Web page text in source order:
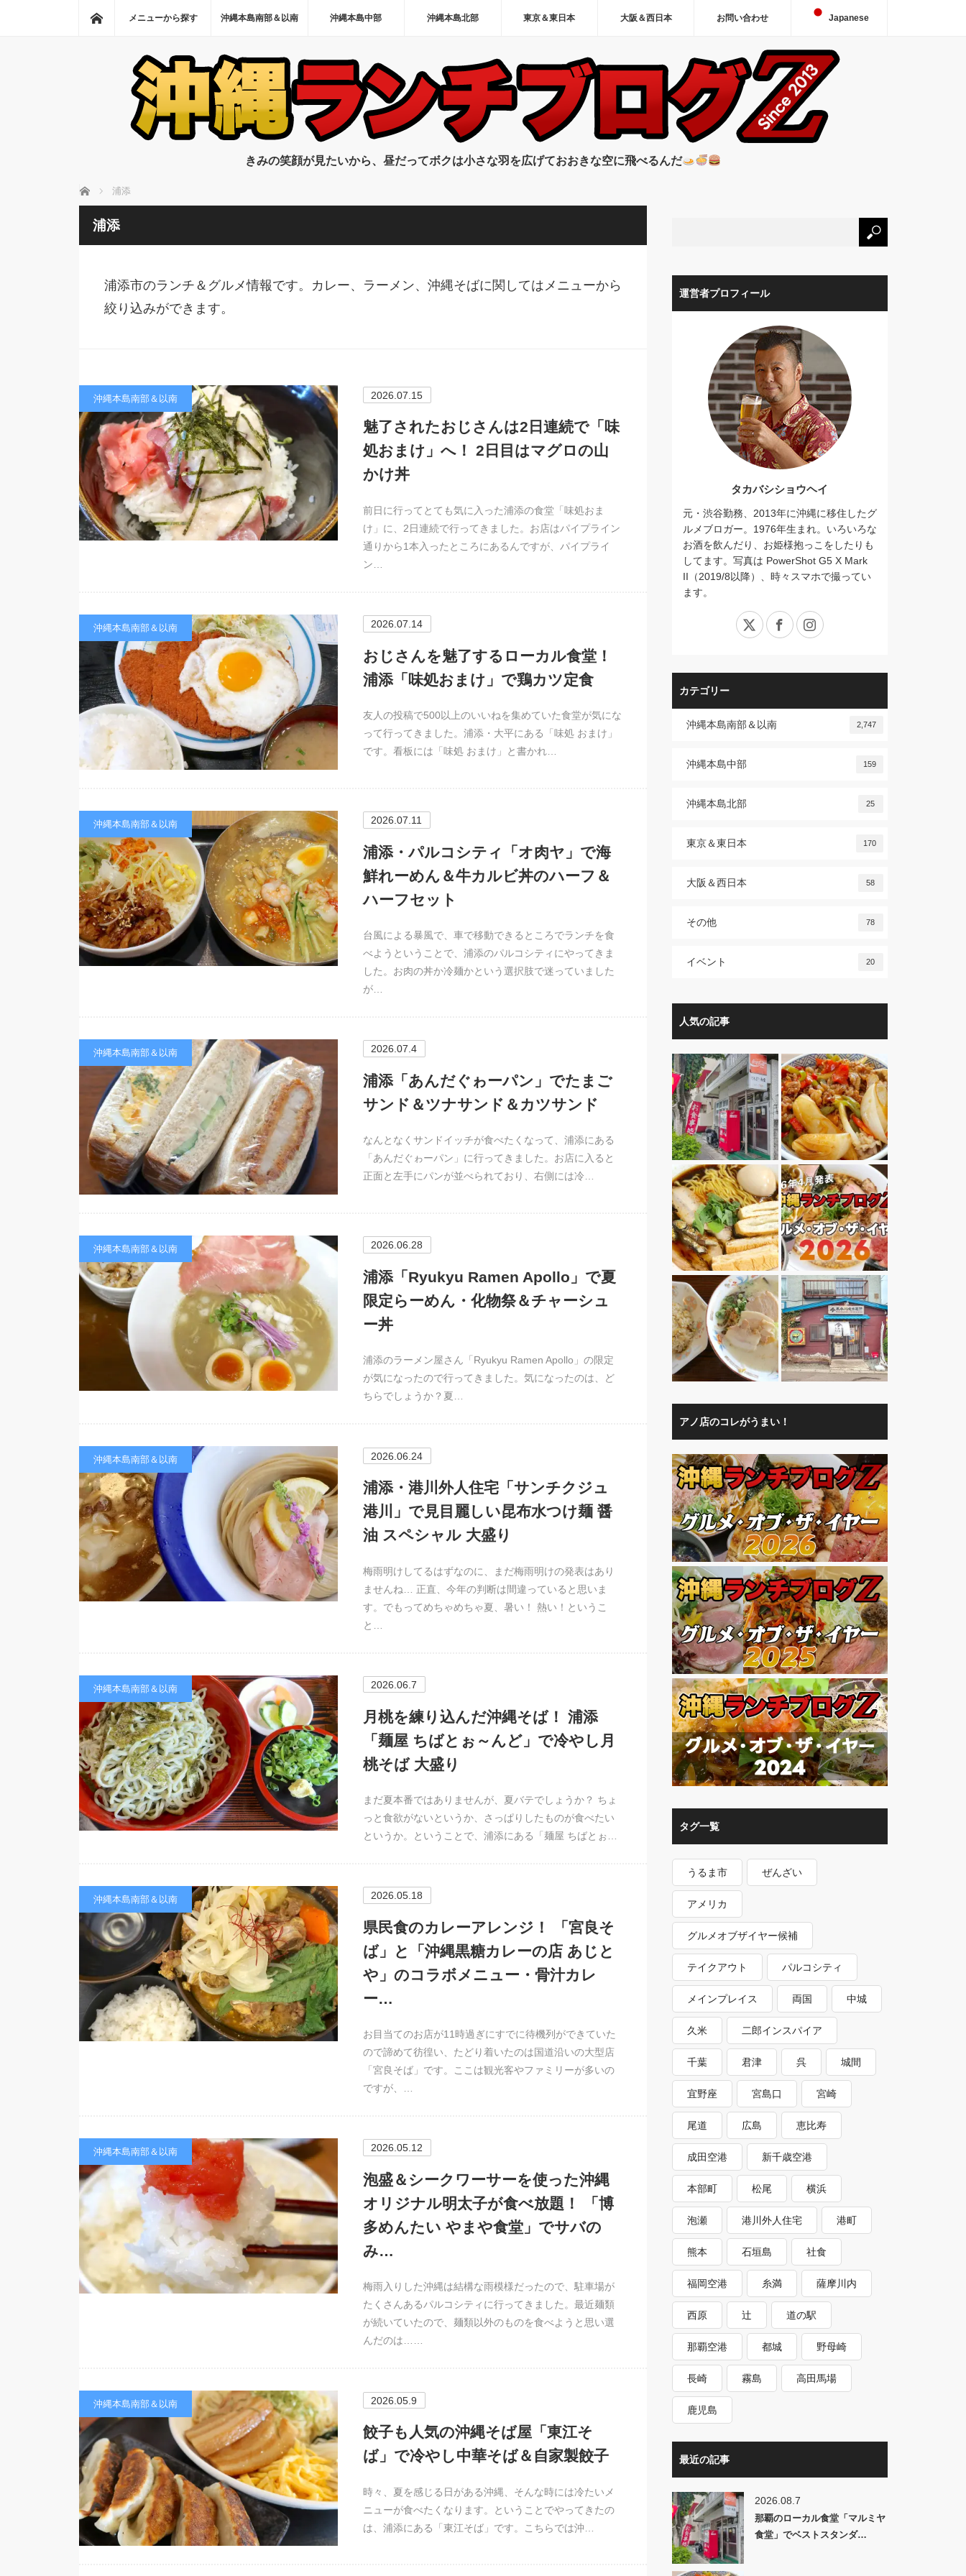
ホーム
メニューから探す 沖縄本島南部＆以南 沖縄本島中部 沖縄本島北部 東京＆東日本 大阪＆西日本 お問い合わせ Japanese
きみの笑顔が見たいから、昼だってボクは小さな羽を広げておおきな空に飛べるんだ
ホーム 浦添
浦添
浦添市のランチ＆グルメ情報です。カレー、ラーメン、沖縄そばに関してはメニューから
絞り込みができます。
沖縄本島南部＆以南 2026.07.15
魅了されたおじさんは2日連続で「味
処おまけ」へ！ 2日目はマグロの山
かけ丼
前日に行ってとても気に入った浦添の食堂「味処おま
け」に、2日連続で行ってきました。お店はパイプライン
通りから1本入ったところにあるんですが、パイプライ
ン…
沖縄本島南部＆以南 2026.07.14
おじさんを魅了するローカル食堂！
浦添「味処おまけ」で鶏カツ定食
友人の投稿で500以上のいいねを集めていた食堂が気にな
って行ってきました。浦添・大平にある「味処 おまけ」
です。看板には「味処 おまけ」と書かれ…
沖縄本島南部＆以南 2026.07.11
浦添・パルコシティ「オ肉ヤ」で海
鮮れーめん＆牛カルビ丼のハーフ＆
ハーフセット
台風による暴風で、車で移動できるところでランチを食
べようということで、浦添のパルコシティにやってきま
した。お肉の丼か冷麺かという選択肢で迷っていました
が…
沖縄本島南部＆以南 2026.07.4
浦添「あんだぐゎーパン」でたまご
サンド＆ツナサンド＆カツサンド
なんとなくサンドイッチが食べたくなって、浦添にある
「あんだぐゎーパン」に行ってきました。お店に入ると
正面と左手にパンが並べられており、右側には冷…
沖縄本島南部＆以南 2026.06.28
浦添「Ryukyu Ramen Apollo」で夏
限定らーめん・化物祭＆チャーシュ
ー丼
浦添のラーメン屋さん「Ryukyu Ramen Apollo」の限定
が気になったので行ってきました。気になったのは、ど
ちらでしょうか？夏…
沖縄本島南部＆以南 2026.06.24
浦添・港川外人住宅「サンチクジュ
港川」で見目麗しい昆布水つけ麺 醤
油 スペシャル 大盛り
梅雨明けしてるはずなのに、まだ梅雨明けの発表はあり
ませんね… 正直、今年の判断は間違っていると思いま
す。でもってめちゃめちゃ夏、暑い！ 熱い！というこ
と…
沖縄本島南部＆以南 2026.06.7
月桃を練り込んだ沖縄そば！ 浦添
「麺屋 ちばとぉ～んど」で冷やし月
桃そば 大盛り
まだ夏本番ではありませんが、夏バテでしょうか？ ちょ
っと食欲がないというか、さっぱりしたものが食べたい
というか。ということで、浦添にある「麺屋 ちばとぉ…
沖縄本島南部＆以南 2026.05.18
県民食のカレーアレンジ！ 「宮良そ
ば」と「沖縄黒糖カレーの店 あじと
や」のコラボメニュー・骨汁カレ
ー…
お目当てのお店が11時過ぎにすでに待機列ができていた
ので諦めて彷徨い、たどり着いたのは国道沿いの大型店
「宮良そば」です。ここは観光客やファミリーが多いの
ですが、…
沖縄本島南部＆以南 2026.05.12
泡盛＆シークワーサーを使った沖縄
オリジナル明太子が食べ放題！ 「博
多めんたい やまや食堂」でサバの
み…
梅雨入りした沖縄は結構な雨模様だったので、駐車場が
たくさんあるパルコシティに行ってきました。最近麺類
が続いていたので、麺類以外のものを食べようと思い選
んだのは……
沖縄本島南部＆以南 2026.05.9
餃子も人気の沖縄そば屋「東江そ
ば」で冷やし中華そば＆自家製餃子
時々、夏を感じる日がある沖縄、そんな時には冷たいメ
ニューが食べたくなります。ということでやってきたの
は、浦添にある「東江そば」です。こちらでは沖…
運営者プロフィール
タカバシショウヘイ
元・渋谷勤務、2013年に沖縄に移住したグ
ルメブロガー。1976年生まれ。いろいろな
お酒を飲んだり、お姫様抱っこをしたりも
してます。写真は PowerShot G5 X Mark
II（2019/8以降）、時々スマホで撮ってい
ます。
X FacebookInstagram
カテゴリー
沖縄本島南部＆以南 2,747
沖縄本島中部 159
沖縄本島北部 25
東京＆東日本 170
大阪＆西日本 58
その他 78
イベント 20
人気の記事
アノ店のコレがうまい！
タグ一覧
うるま市 ぜんざい
アメリカ
グルメオブザイヤー候補
テイクアウト パルコシティ
メインプレイス 両国 中城
久米 二郎インスパイア
千葉 君津 呉 城間
宜野座 宮島口 宮崎
尾道 広島 恵比寿
成田空港 新千歳空港
本部町 松尾 横浜
泡瀬 港川外人住宅 港町
熊本 石垣島 社食
福岡空港 糸満 薩摩川内
西原 辻 道の駅
那覇空港 都城 野母崎
長崎 霧島 高田馬場
鹿児島
最近の記事
2026.08.7
那覇のローカル食堂「マルミヤ
食堂」でベストスタンダ…